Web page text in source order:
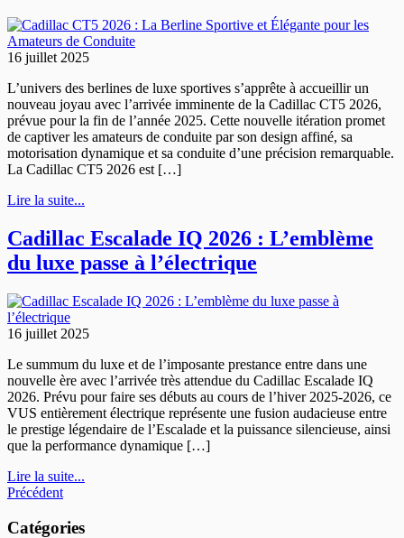
16 juillet 2025
L’univers des berlines de luxe sportives s’apprête à accueillir un
nouveau joyau avec l’arrivée imminente de la Cadillac CT5 2026,
prévue pour la fin de l’année 2025. Cette nouvelle itération promet
de captiver les amateurs de conduite par son design affiné, sa
motorisation dynamique et sa conduite d’une précision remarquable.
La Cadillac CT5 2026 est […]
Lire la suite...
Cadillac Escalade IQ 2026 : L’emblème
du luxe passe à l’électrique
16 juillet 2025
Le summum du luxe et de l’imposante prestance entre dans une
nouvelle ère avec l’arrivée très attendue du Cadillac Escalade IQ
2026. Prévu pour faire ses débuts au cours de l’hiver 2025-2026, ce
VUS entièrement électrique représente une fusion audacieuse entre
le prestige légendaire de l’Escalade et la puissance silencieuse, ainsi
que la performance dynamique […]
Lire la suite...
Précédent
Catégories